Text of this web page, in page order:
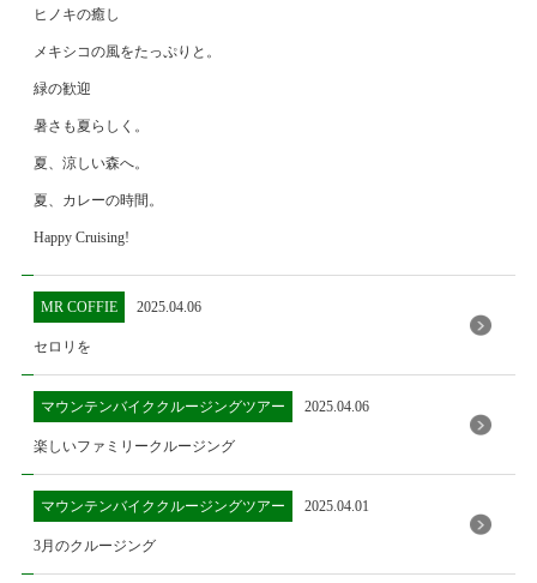
ヒノキの癒し
メキシコの風をたっぷりと。
緑の歓迎
暑さも夏らしく。
夏、涼しい森へ。
夏、カレーの時間。
Happy Cruising!
MR COFFIE 2025.04.06
セロリを
マウンテンバイククルージングツアー 2025.04.06
楽しいファミリークルージング
マウンテンバイククルージングツアー 2025.04.01
3月のクルージング